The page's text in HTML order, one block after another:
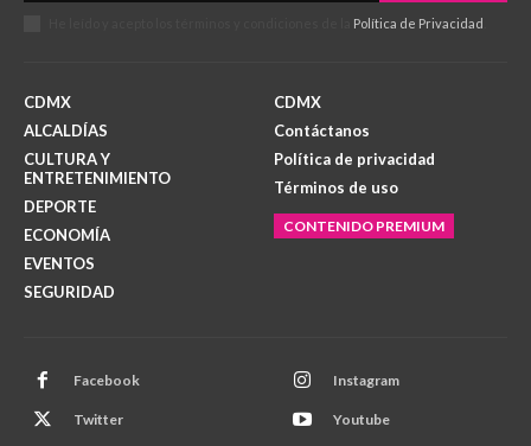
Política de Privacidad
CDMX
ALCALDÍAS
CULTURA Y
ENTRETENIMIENTO
DEPORTE
ECONOMÍA
EVENTOS
SEGURIDAD
CDMX
Contáctanos
Política de privacidad
Términos de uso
CONTENIDO PREMIUM
Facebook Instagram
Twitter Youtube